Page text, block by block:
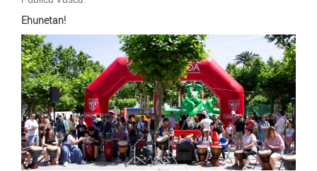
Ehunetan!